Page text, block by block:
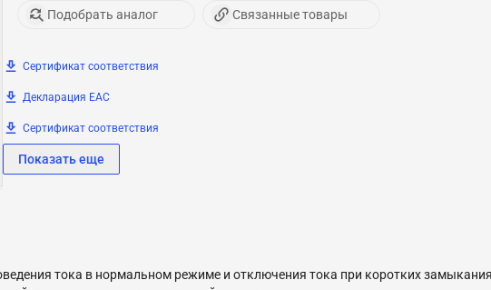
Подобрать аналог Связанные товары
Сертификат соответствия
Декларация ЕАС
Сертификат соответствия
Показать еще
тока в нормальном режиме и отключения тока при коротких